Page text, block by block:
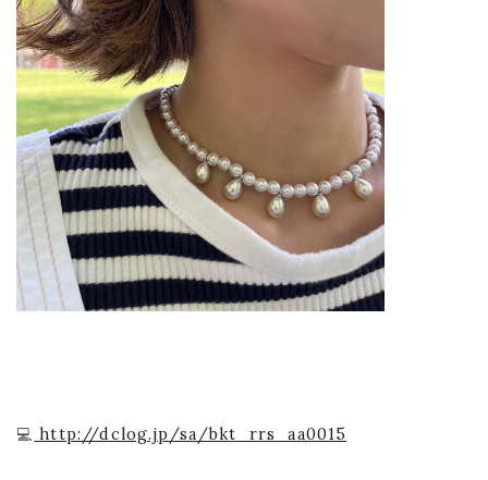
💻 http://dclog.jp/sa/bkt_rrs_aa0015